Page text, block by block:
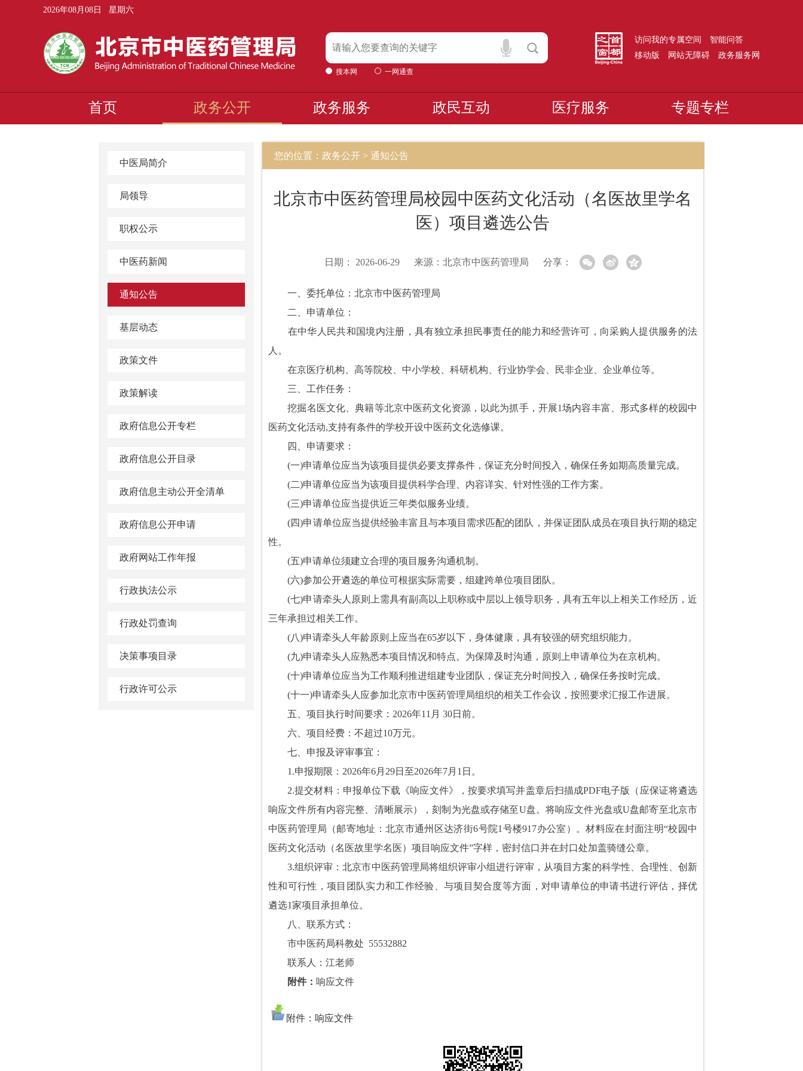
2026年08月08日 星期六
搜本网 一网通查
访问我的专属空间
智能问答
移动版
网站无障碍 政务服务网
首页 政务公开 政务服务 政民互动 医疗服务 专题专栏
中医局简介
局领导
职权公示
中医药新闻
通知公告
基层动态
政策文件
政策解读
政府信息公开专栏
政府信息公开目录
政府信息主动公开全清单
政府信息公开申请
政府网站工作年报
行政执法公示
行政处罚查询
决策事项目录
行政许可公示
您的位置：政务公开 > 通知公告
北京市中医药管理局校园中医药文化活动（名医故里学名
医）项目遴选公告
日期： 2026-06-29 来源： 北京市中医药管理局 分享：
一、委托单位：北京市中医药管理局
二、申请单位：
在中华人民共和国境内注册，具有独立承担民事责任的能力和经营许可，向采购人提供服务的法
人。
在京医疗机构、高等院校、中小学校、科研机构、行业协学会、民非企业、企业单位等。
三、工作任务：
挖掘名医文化、典籍等北京中医药文化资源，以此为抓手，开展1场内容丰富、形式多样的校园中
医药文化活动,支持有条件的学校开设中医药文化选修课。
四、申请要求：
(一)申请单位应当为该项目提供必要支撑条件，保证充分时间投入，确保任务如期高质量完成。
(二)申请单位应当为该项目提供科学合理、内容详实、针对性强的工作方案。
(三)申请单位应当提供近三年类似服务业绩。
(四)申请单位应当提供经验丰富且与本项目需求匹配的团队，并保证团队成员在项目执行期的稳定
性。
(五)申请单位须建立合理的项目服务沟通机制。
(六)参加公开遴选的单位可根据实际需要，组建跨单位项目团队。
(七)申请牵头人原则上需具有副高以上职称或中层以上领导职务，具有五年以上相关工作经历，近
三年承担过相关工作。
(八)申请牵头人年龄原则上应当在65岁以下，身体健康，具有较强的研究组织能力。
(九)申请牵头人应熟悉本项目情况和特点。为保障及时沟通，原则上申请单位为在京机构。
(十)申请单位应当为工作顺利推进组建专业团队，保证充分时间投入，确保任务按时完成。
(十一)申请牵头人应参加北京市中医药管理局组织的相关工作会议，按照要求汇报工作进展。
五、项目执行时间要求：2026年11月 30日前。
六、项目经费：不超过10万元。
七、申报及评审事宜：
1.申报期限：2026年6月29日至2026年7月1日。
2.提交材料：申报单位下载《响应文件》，按要求填写并盖章后扫描成PDF电子版（应保证将遴选
响应文件所有内容完整、清晰展示），刻制为光盘或存储至U盘。将响应文件光盘或U盘邮寄至北京市
中医药管理局（邮寄地址：北京市通州区达济街6号院1号楼917办公室）。材料应在封面注明“校园中
医药文化活动（名医故里学名医）项目响应文件”字样，密封信口并在封口处加盖骑缝公章。
3.组织评审：北京市中医药管理局将组织评审小组进行评审，从项目方案的科学性、合理性、创新
性和可行性，项目团队实力和工作经验、与项目契合度等方面，对申请单位的申请书进行评估，择优
遴选1家项目承担单位。
八、联系方式：
市中医药局科教处 55532882
联系人：江老师
附件： 响应文件
附件：响应文件